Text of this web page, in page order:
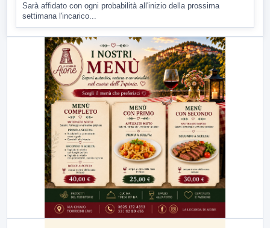
Sarà affidato con ogni probabilità all'inizio della prossima
settimana l'incarico...